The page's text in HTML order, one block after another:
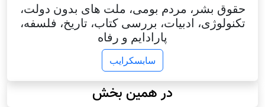
حقوق بشر، مردم بومی، ملت های بدون دولت،
تکنولوژی، ادبیات، بررسی کتاب، تاریخ، فلسفه،
پارادایم و رفاه
سابسکرایب
در همین بخش